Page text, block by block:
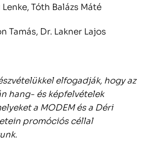
Tóth Balázs Máté
Tamás, Dr. Lakner Lajos
elfogadják, hogy az
hang- és képfelvételek
a MODEM és a Déri
promóciós céllal